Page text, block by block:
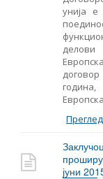
унија е
јуни